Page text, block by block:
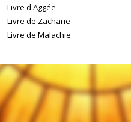
Livre d'Aggée
Livre de Zacharie
Livre de Malachie